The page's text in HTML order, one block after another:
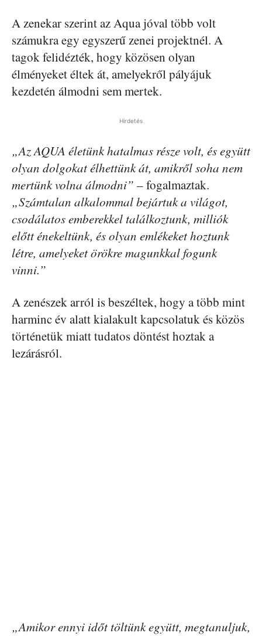
A zenekar szerint az Aqua jóval több volt
számukra egy egyszerű zenei projekt­nél. A
tagok felidézték, hogy közösen olyan
élményeket éltek át, amelyekről pályájuk
kezdetén álmodni sem mertek.
Hirdetés
„Az AQUA életünk hatalmas része volt, és együtt
olyan dolgokat élhettünk át, amikről soha nem
mertünk volna álmodni” – fogalmaztak.
„Számtalan alkalommal bejártuk a világot,
csodálatos emberekkel találkoztunk, milliók
előtt énekeltünk, és olyan emlékeket hoztunk
létre, amelyeket örökre magunkkal fogunk
vinni.”
A zenészek arról is beszéltek, hogy a több mint
harminc év alatt kialakult kapcsolatuk és közös
történetük miatt tudatos döntést hoztak a
lezárásról.
„Amikor ennyi időt töltünk együtt, megtanuljuk,